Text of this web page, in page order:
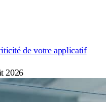
de votre applicatif
2026